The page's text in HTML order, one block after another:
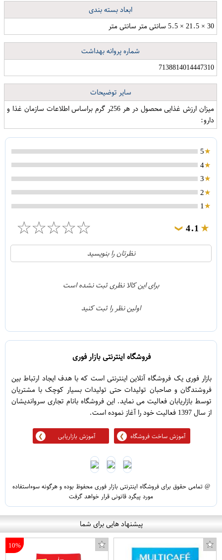
ابعاد بسته بندی
30 × 21.5 × 5.5 سانتی متر سانتی متر
شماره پروانه بهداشت
7138814014447310
سایر توضیحات
میزان ارزش غذایی محصول در هر 256ر گرم براساس اطلاعات سازمان غذا و
دارو:
5
4
3
2
1
4.1
❯
☆
☆
☆
☆
☆
21
1
نظرتان را بنویسید
برای این کالا نظری ثبت نشده است
اولین نظر را ثبت کنید
فروشگاه اینترنتی بازار فوری
بازار فوری یک فروشگاه آنلاین اینترنتی است که با هدف ایجاد ارتباط بین
فروشندگان و صاحبان تولیدات حتی تولیدات بسیار کوچک با مشتریان
توسط بازاریابان فعالیت می نماید. این فروشگاه بانام تجاری سرواندیشان
از سال 1397 فعالیت خود را آغاز نموده است.
آموزش ساخت فروشگاه آموزش بازاریابی
@ تمامی حقوق برای فروشگاه اینترنتی بازار فوری محفوظ بوده و هرگونه سوءاستفاده
مورد پیگرد قانونی قرار خواهد گرفت
پیشنهاد هایی برای شما
10%